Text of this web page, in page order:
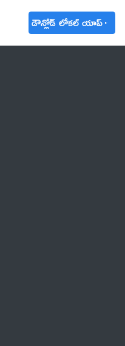
డౌన్లోడ్ లోకల్ యాప్